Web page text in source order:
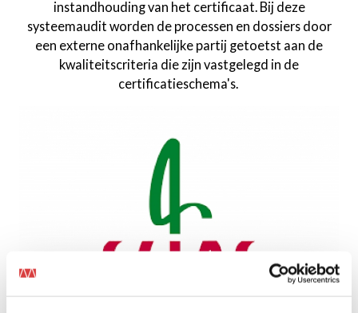
instandhouding van het certificaat. Bij deze
systeemaudit worden de processen en dossiers door
een externe onafhankelijke partij getoetst aan de
kwaliteitscriteria die zijn vastgelegd in de
certificatieschema's.